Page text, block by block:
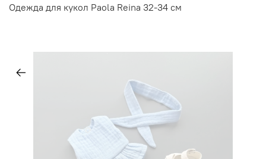
Одежда для кукол Paola Reina 32-34 см